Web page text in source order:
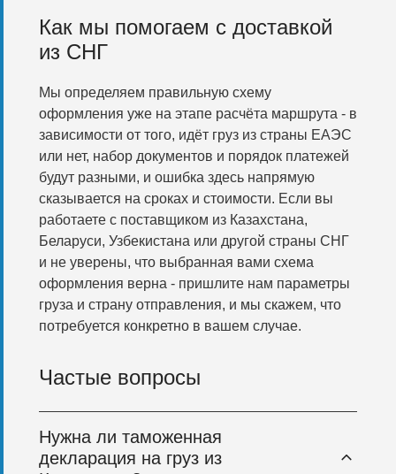
Как мы помогаем с доставкой
из СНГ
Мы определяем правильную схему
оформления уже на этапе расчёта маршрута - в
зависимости от того, идёт груз из страны ЕАЭС
или нет, набор документов и порядок платежей
будут разными, и ошибка здесь напрямую
сказывается на сроках и стоимости. Если вы
работаете с поставщиком из Казахстана,
Беларуси, Узбекистана или другой страны СНГ
и не уверены, что выбранная вами схема
оформления верна - пришлите нам параметры
груза и страну отправления, и мы скажем, что
потребуется конкретно в вашем случае.
Частые вопросы
Нужна ли таможенная
декларация на груз из